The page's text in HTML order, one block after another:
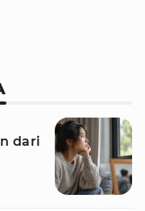
dari